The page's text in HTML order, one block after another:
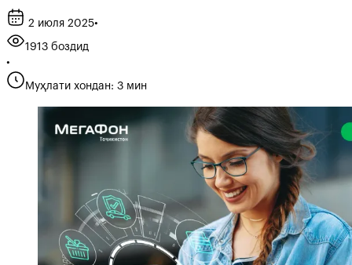
2 июля 2025•
1913 боздид
•
Муҳлати хондан: 3 мин